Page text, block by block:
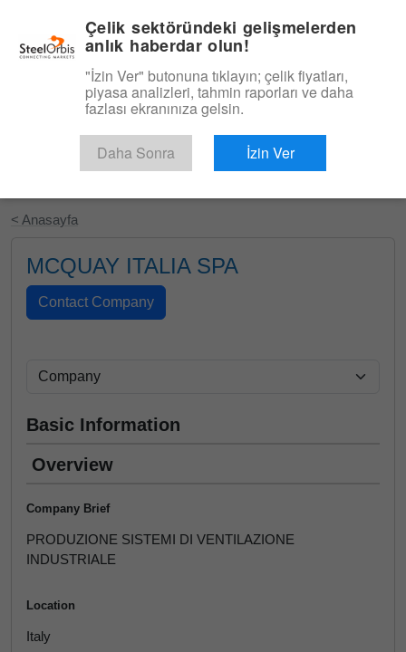
Ücretsiz Deneyin
< Anasayfa
MCQUAY ITALIA SPA
Basic Information
Overview
Company Brief
PRODUZIONE SISTEMI DI VENTILAZIONE
INDUSTRIALE
Location
Italy
Çelik sektöründeki gelişmelerden
anlık haberdar olun!
"İzin Ver" butonuna tıklayın; çelik fiyatları,
piyasa analizleri, tahmin raporları ve daha
fazlası ekranınıza gelsin.
Daha Sonra İzin Ver